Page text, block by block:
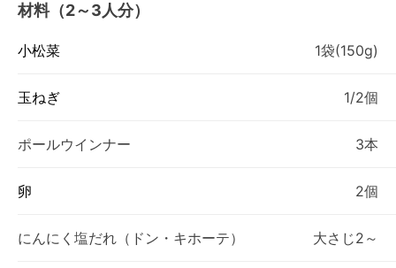
材料（2～3人分）
小松菜 1袋(150g)
玉ねぎ 1/2個
ポールウインナー 3本
卵 2個
にんにく塩だれ（ドン・キホーテ） 大さじ2～